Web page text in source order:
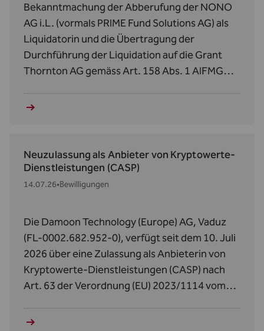
Bekanntmachung der Abberufung der NONO
AG i.L. (vormals PRIME Fund Solutions AG) als
Liquidatorin und die Übertragung der
Durchführung der Liquidation auf die Grant
Thornton AG gemäss Art. 158 Abs. 1 AIFMG
Real Estate Efficiency Fund II.
Neuzulassung als Anbieter von Kryptowerte-
Dienstleistungen (CASP)
14.07.26•Bewilligungen
Die Damoon Technology (Europe) AG, Vaduz
(FL-0002.682.952-0), verfügt seit dem 10. Juli
2026 über eine Zulassung als Anbieterin von
Kryptowerte‑Dienstleistungen (CASP) nach
Art. 63 der Verordnung (EU) 2023/1114 vom
(MiCAR).